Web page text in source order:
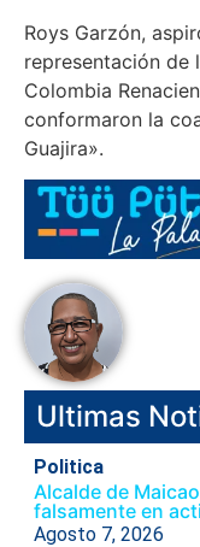
Roys Garzón,
representación de
Colombia
conformaron la
Guajira».
Ultimas
Politica
Alcalde de
falsamente en
Agosto 7, 2026